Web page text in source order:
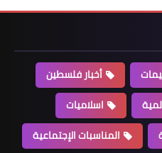
الأصيل"
أخبار فلسطين
اسلاميات
المناسبات الإجتماعية